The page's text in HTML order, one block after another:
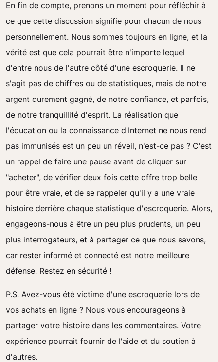
En fin de compte, prenons un moment pour réfléchir à
ce que cette discussion signifie pour chacun de nous
personnellement. Nous sommes toujours en ligne, et la
vérité est que cela pourrait être n'importe lequel
d'entre nous de l'autre côté d'une escroquerie. Il ne
s'agit pas de chiffres ou de statistiques, mais de notre
argent durement gagné, de notre confiance, et parfois,
de notre tranquillité d'esprit. La réalisation que
l'éducation ou la connaissance d'Internet ne nous rend
pas immunisés est un peu un réveil, n'est-ce pas ? C'est
un rappel de faire une pause avant de cliquer sur
"acheter", de vérifier deux fois cette offre trop belle
pour être vraie, et de se rappeler qu'il y a une vraie
histoire derrière chaque statistique d'escroquerie. Alors,
engageons-nous à être un peu plus prudents, un peu
plus interrogateurs, et à partager ce que nous savons,
car rester informé et connecté est notre meilleure
défense. Restez en sécurité !
P.S. Avez-vous été victime d'une escroquerie lors de
vos achats en ligne ? Nous vous encourageons à
partager votre histoire dans les commentaires. Votre
expérience pourrait fournir de l'aide et du soutien à
d'autres.